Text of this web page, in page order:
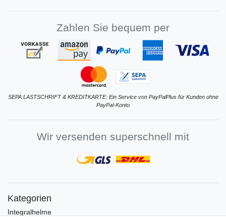
Zahlen Sie bequem per
SEPA LASTSCHRIFT & KREDITKARTE: Ein Service von PayPalPlus für Kunden ohne
PayPal-Konto
Wir versenden superschnell mit
Kategorien
Integralhelme